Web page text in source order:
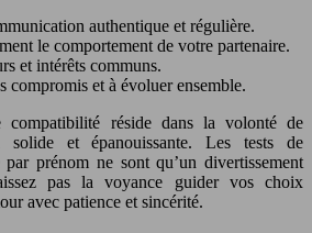
authentique et régulière.
le comportement de votre partenaire.
et intérêts communs.
compromis et à évoluer ensemble.
compatibilité réside dans la volonté de
solide et épanouissante. Les tests de
prénom ne sont qu’un divertissement
pas la voyance guider vos choix
avec patience et sincérité.